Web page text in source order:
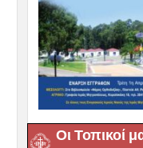
Οι Τοπικοί